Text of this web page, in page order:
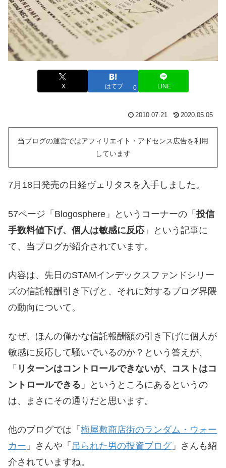
X はてブ 0 LINE
2010.07.21 2020.05.05
当ブログの運営ではアフィリエイト・アドセンス広告を利用
しています
7月18日発売の日経ヴェリタスを入手しました。
57ページ「Blogosphere」というコーナーの「投信
手数料値下げ、個人は敏感に反応」という記事に
て、当ブログが紹介されています。
内容は、先日のSTAMインデックスファンドシリー
ズの信託報酬引き下げと、それに対するブログ界隈
の動向について。
なぜ、ほんの僅かな信託報酬額の引き下げに個人が
敏感に反応して騒いでいるのか？という答えが、
「 リターンはコントロールできないが、コストはコ
ントロールできる 」というところにあるというの
は、まさにその通りだと思います。
他のブログでは「 梅屋敷商店街のランダム・ウォー
カー 」さんや「 吊られた男の投資ブログ」さんも紹
介されていますね。